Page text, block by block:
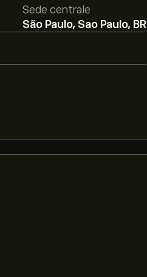
Sede centrale
São Paulo, Sao Paulo, BR